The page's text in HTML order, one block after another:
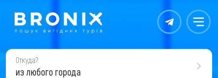
Контакты Меню
Откуда?
из любого города